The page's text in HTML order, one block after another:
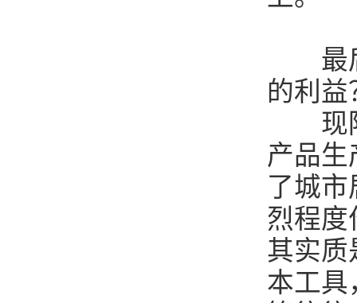
最后
的利益
现阶
产品生
了城
烈程度
其实质
本工具